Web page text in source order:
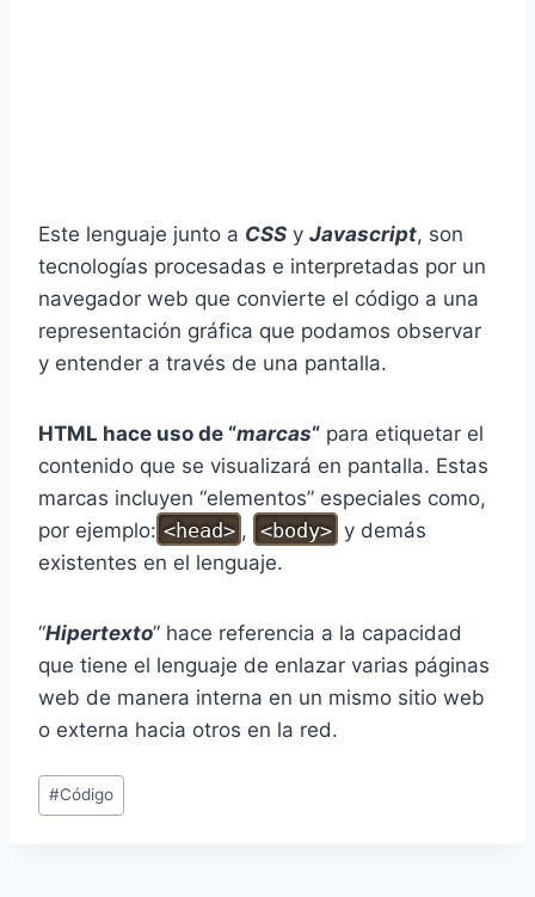
Este lenguaje junto a CSS y Javascript, son
tecnologías procesadas e interpretadas por un
navegador web que convierte el código a una
representación gráfica que podamos observar
y entender a través de una pantalla.
HTML hace uso de “marcas“ para etiquetar el
contenido que se visualizará en pantalla. Estas
marcas incluyen “elementos” especiales como,
por ejemplo: <head> , <body> y demás
existentes en el lenguaje.
“Hipertexto” hace referencia a la capacidad
que tiene el lenguaje de enlazar varias páginas
web de manera interna en un mismo sitio web
o externa hacia otros en la red.
Etiquetas
de
#Código